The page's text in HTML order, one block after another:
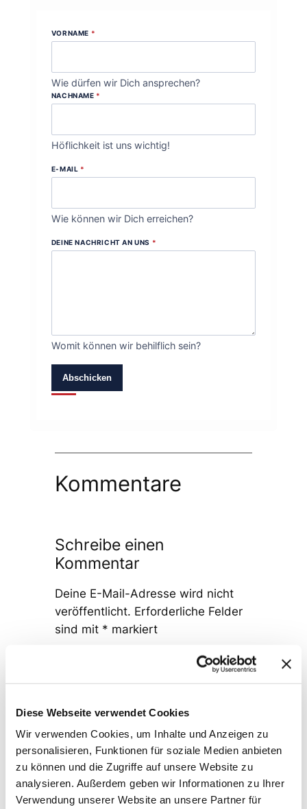
Diese Webseite verwendet Cookies
Wir verwenden Cookies, um Inhalte und Anzeigen zu
personalisieren, Funktionen für soziale Medien anbieten
zu können und die Zugriffe auf unsere Website zu
analysieren. Außerdem geben wir Informationen zu Ihrer
Verwendung unserer Website an unsere Partner für
VORNAME *
Wie dürfen wir Dich ansprechen?
NACHNAME *
Höflichkeit ist uns wichtig!
E-MAIL *
Wie können wir Dich erreichen?
DEINE NACHRICHT AN UNS *
Womit können wir behilflich sein?
Abschicken
Kommentare
Schreibe einen
Kommentar
Deine E-Mail-Adresse wird nicht
veröffentlicht. Erforderliche Felder
sind mit * markiert
Name*